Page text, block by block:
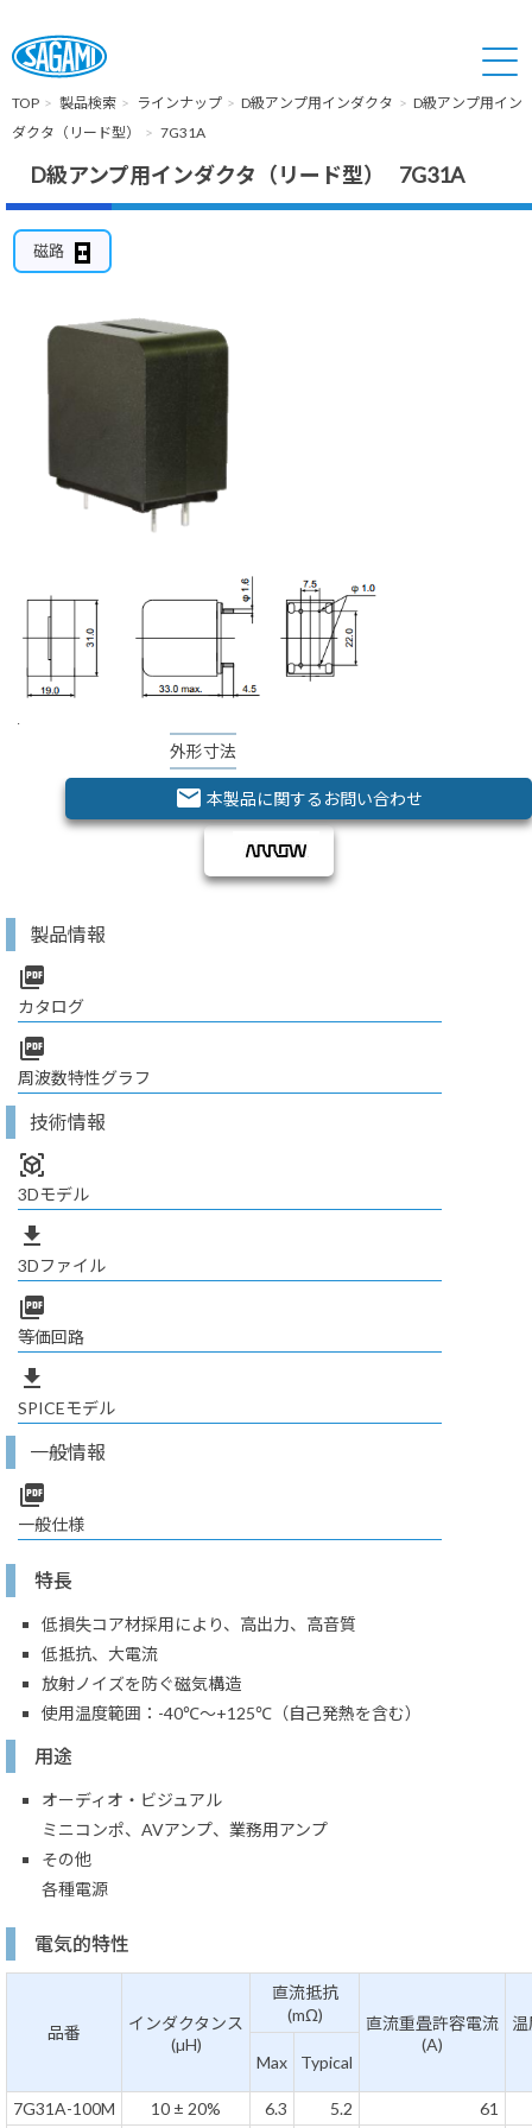
TOP 製品検索 ラインナップ D級アンプ用インダクタ
D級アンプ用イン
ダクタ（リード型）
7G31A
D級アンプ用インダクタ（リード型） 7G31A
磁路
外形寸法
email 本製品に関するお問い合わせ
製品情報
picture_as_pdf
カタログ
picture_as_pdf
周波数特性グラフ
技術情報
view_in_ar
3Dモデル
file_download
3Dファイル
picture_as_pdf
等価回路
file_download
SPICEモデル
一般情報
picture_as_pdf
一般仕様
特長
低損失コア材採用により、高出力、高音質
低抵抗、大電流
放射ノイズを防ぐ磁気構造
使用温度範囲：-40℃～+125℃（自己発熱を含む）
用途
オーディオ・ビジュアル
ミニコンポ、AVアンプ、業務用アンプ
その他
各種電源
電気的特性
品番
インダクタンス
(µH)
直流抵抗
(mΩ)
直流重畳許容電流
(A)
Max
Typical
7G31A-100M 10 ± 20% 6.3 5.2 61